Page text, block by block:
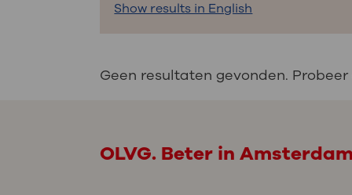
Uw
Uw
steeds verder uit, zodat u zelf
Direct naar MijnOLVG
Show results in English
Geen resultaten gevonden. Probeer
OLVG. Beter in Amsterdam